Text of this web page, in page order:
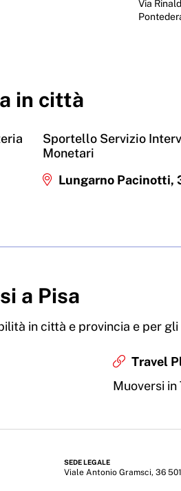
Via
in città
Sportello Servizio
Monetari
Lungarno Pacinotti,
a Pisa
in città e provincia e per
Travel
Muoversi in
SEDE LEGALE
Viale Antonio Gramsci, 36